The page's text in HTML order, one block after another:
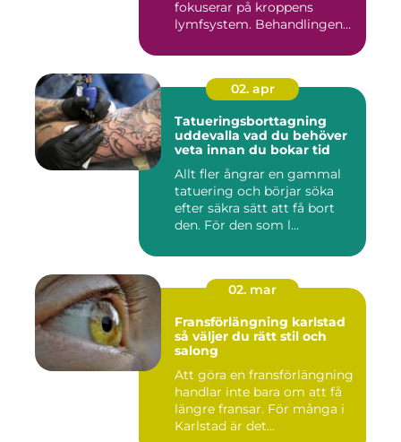
fokuserar på kroppens
lymfsystem. Behandlingen
02. apr
Tatueringsborttagning
uddevalla vad du behöver
veta innan du bokar tid
Allt fler ångrar en gammal
tatuering och börjar söka
efter säkra sätt att få bort
den. För den som l...
02. mar
Fransförlängning karlstad
så väljer du rätt stil och
salong
Att göra en fransförlängning
handlar inte bara om att få
längre fransar. För många i
Karlstad är det...